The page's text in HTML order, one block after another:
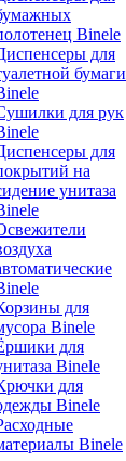
Binele
для
бумаги
для рук
для
на
унитаза
для
Binele
для
Binele
для
Binele
Binele